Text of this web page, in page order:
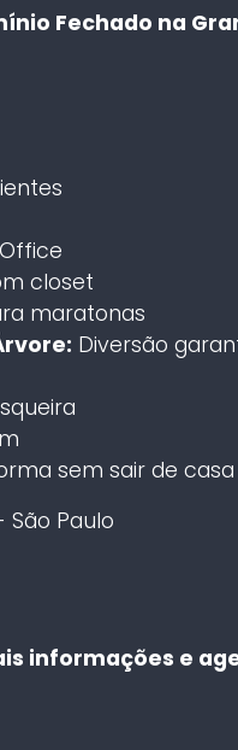
Fechado na
closet
maratonas
Diversão
sem sair de casa
São Paulo
informações e